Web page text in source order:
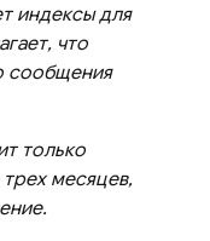
индексы для
что
сообщения
только
месяцев,